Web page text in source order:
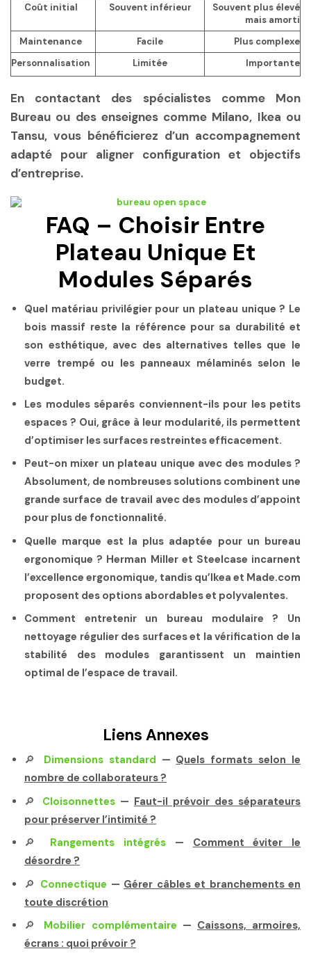
Coût initial
Souvent inférieur
Souvent plus élevé
mais amorti
Maintenance
Facile
Plus complexe
Personnalisation
Limitée Importante
En contactant des spécialistes comme Mon
Bureau ou des enseignes comme Milano, Ikea ou
Tansu, vous bénéficierez d’un accompagnement
adapté pour aligner configuration et objectifs
d’entreprise.
FAQ – Choisir Entre
Plateau Unique Et
Modules Séparés
Quel matériau privilégier pour un plateau unique ? Le
bois massif reste la référence pour sa durabilité et
son esthétique, avec des alternatives telles que le
verre trempé ou les panneaux mélaminés selon le
budget.
Les modules séparés conviennent-ils pour les petits
espaces ? Oui, grâce à leur modularité, ils permettent
d’optimiser les surfaces restreintes efficacement.
Peut-on mixer un plateau unique avec des modules ?
Absolument, de nombreuses solutions combinent une
grande surface de travail avec des modules d’appoint
pour plus de fonctionnalité.
Quelle marque est la plus adaptée pour un bureau
ergonomique ? Herman Miller et Steelcase incarnent
l’excellence ergonomique, tandis qu’Ikea et Made.com
proposent des options abordables et polyvalentes.
Comment entretenir un bureau modulaire ? Un
nettoyage régulier des surfaces et la vérification de la
stabilité des modules garantissent un maintien
optimal de l’espace de travail.
Liens Annexes
🔎 Dimensions standard — Quels formats selon le
nombre de collaborateurs ?
🔎 Cloisonnettes — Faut-il prévoir des séparateurs
pour préserver l’intimité ?
🔎 Rangements intégrés — Comment éviter le
désordre ?
🔎 Connectique — Gérer câbles et branchements en
toute discrétion
🔎 Mobilier complémentaire — Caissons, armoires,
écrans : quoi prévoir ?